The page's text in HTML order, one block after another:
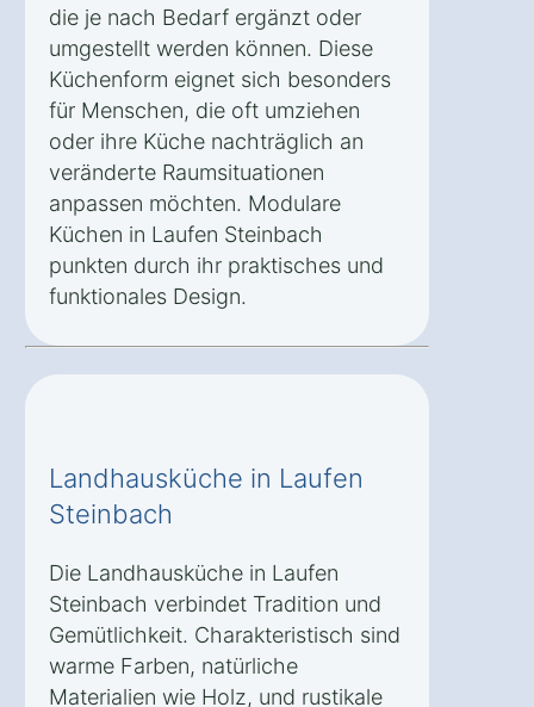
die je nach Bedarf ergänzt oder
umgestellt werden können. Diese
Küchenform eignet sich besonders
für Menschen, die oft umziehen
oder ihre Küche nachträglich an
veränderte Raumsituationen
anpassen möchten. Modulare
Küchen in Laufen Steinbach
punkten durch ihr praktisches und
funktionales Design.
Landhausküche in Laufen
Steinbach
Die Landhausküche in Laufen
Steinbach verbindet Tradition und
Gemütlichkeit. Charakteristisch sind
warme Farben, natürliche
Materialien wie Holz, und rustikale